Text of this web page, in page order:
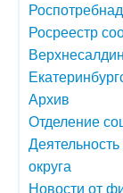
Росреестр
Архив
Отделение
округа
Новости от